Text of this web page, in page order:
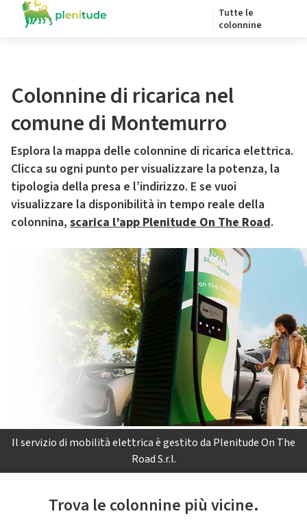
Tutte le
colonnine
Colonnine di ricarica nel
comune di Montemurro
Esplora la mappa delle colonnine di ricarica elettrica.
Clicca su ogni punto per visualizzare la potenza, la
tipologia della presa e l’indirizzo. E se vuoi
visualizzare la disponibilità in tempo reale della
colonnina, scarica l’app Plenitude On The Road.
Il servizio di mobilità elettrica è gestito da Plenitude On The
Road S.r.l.
Trova le colonnine più vicine.